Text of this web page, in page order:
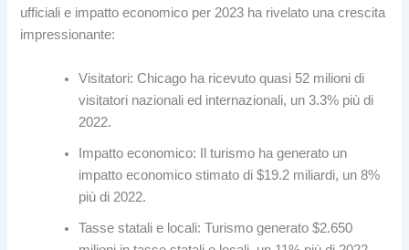
ufficiali e impatto economico per 2023 ha rivelato una crescita
impressionante:
Visitatori: Chicago ha ricevuto quasi 52 milioni di
visitatori nazionali ed internazionali, un 3.3% più di
2022.
Impatto economico: Il turismo ha generato un
impatto economico stimato di $19.2 miliardi, un 8%
più di 2022.
Tasse statali e locali: Turismo generato $2.650